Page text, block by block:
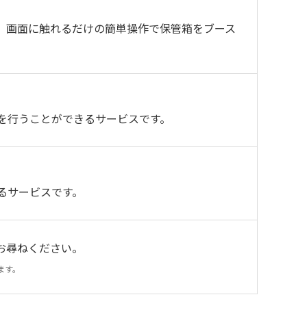
面に触れるだけの簡単操作で保管箱をブース
うことができるサービスです。
ービスです。
ねください。
。